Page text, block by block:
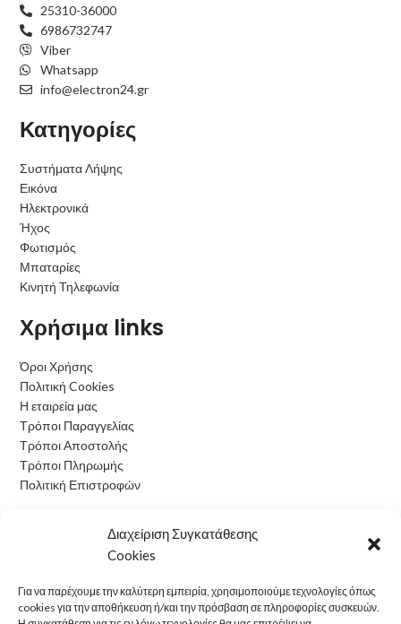
Διαχείριση Συγκατάθεσης
Cookies
Για να παρέχουμε την καλύτερη εμπειρία, χρησιμοποιούμε τεχνολογίες όπως
cookies για την αποθήκευση ή/και την πρόσβαση σε πληροφορίες συσκευών.
25310-36000
6986732747
Viber
Whatsapp
info@electron24.gr
Κατηγορίες
Συστήματα Λήψης
Εικόνα
Ηλεκτρονικά
Ήχος
Φωτισμός
Μπαταρίες
Κινητή Τηλεφωνία
Χρήσιμα links
Όροι Χρήσης
Πολιτική Cookies
Η εταιρεία μας
Τρόποι Παραγγελίας
Τρόποι Αποστολής
Τρόποι Πληρωμής
Πολιτική Επιστροφών
Ωράριο Λειτουργίας
Δευτέρα: 09:00 - 15:00
Τρίτη: 09:00 - 15:00
Τετάρτη: 09:00 - 15:00